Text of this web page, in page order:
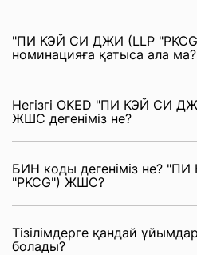
"ПИ КЭЙ СИ ДЖИ (LLP
номинацияға қатыса ала ма?
Негізгі OKED "ПИ КЭЙ СИ
ЖШС дегеніміз не?
БИН коды дегеніміз не?
"PKCG") ЖШС?
Тізілімдерге қандай
болады?